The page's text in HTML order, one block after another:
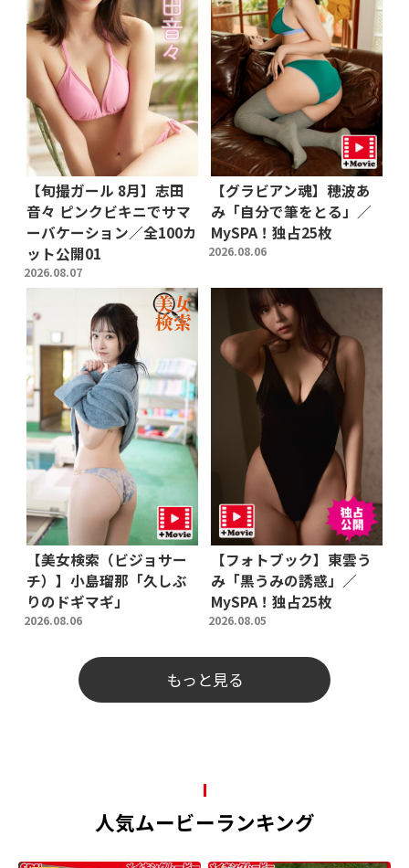
【旬撮ガール 8月】志田
音々 ピンクビキニでサマ
ーバケーション／全100カ
ット公開01
2026.08.07
【グラビアン魂】穂波あ
み「自分で筆をとる」／
MySPA！独占25枚
2026.08.06
【美女検索（ビジョサー
チ）】小島瑠那「久しぶ
りのドギマギ」
2026.08.06
【フォトブック】東雲う
み「黒うみの誘惑」／
MySPA！独占25枚
2026.08.05
もっと見る
人気ムービーランキング